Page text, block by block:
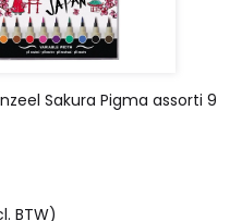
Sakura Pigma assorti 9
BTW)